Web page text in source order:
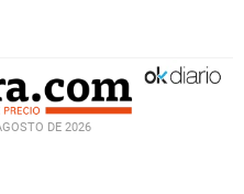
DE 2026